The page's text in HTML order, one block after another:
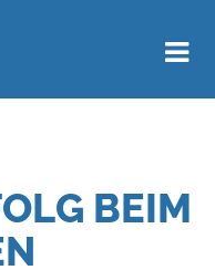
BEIM P